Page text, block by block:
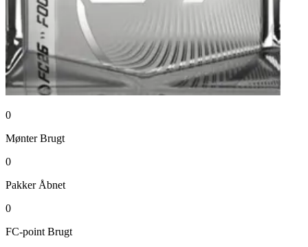
0
Mønter Brugt
0
Pakker Åbnet
0
FC-point Brugt